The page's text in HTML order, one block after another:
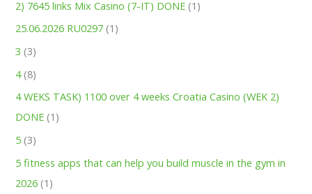
2) 7645 links Mix Casino (7-IT) DONE (1)
25.06.2026 RU0297 (1)
3 (3)
4(8)
4 WEKS TASK) 1100 over 4 weeks Croatia Casino (WEK 2)
DONE (1)
5 (3)
5 fitness apps that can help you build muscle in the gym in
2026 (1)